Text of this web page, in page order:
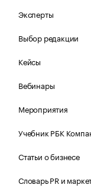
Эксперты
Выбор редакции
Кейсы
Вебинары
Мероприятия
Учебник РБК
Статьи о бизнесе
Словарь PR и